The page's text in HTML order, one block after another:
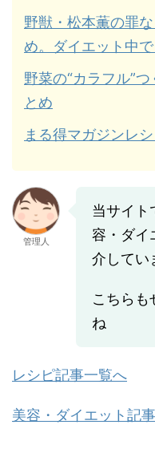
野獣・松本薫の罪
め。ダイエット中で
野菜の“カラフル”
とめ
まる得マガジンレ
管理人
当サイト
容・ダイ
介してい
こちらも
ね
レシピ記事一覧へ
美容・ダイエット記